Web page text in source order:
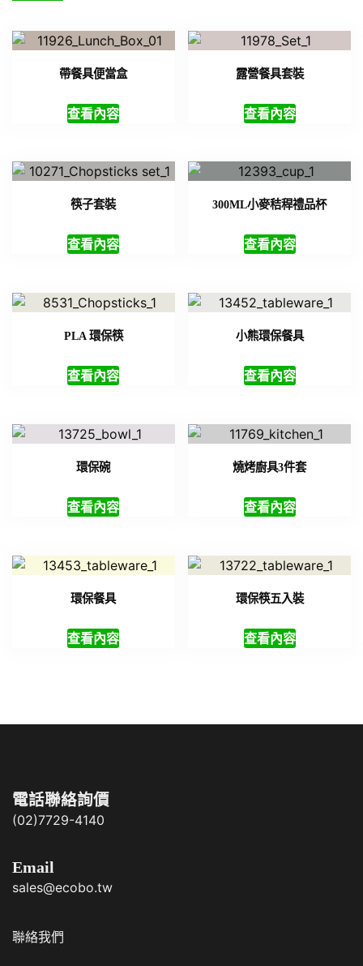
帶餐具便當盒
查看內容
露營餐具套裝
查看內容
筷子套裝
查看內容
300ML小麥秸稈禮品杯
查看內容
PLA 環保筷
查看內容
小熊環保餐具
查看內容
環保碗
查看內容
燒烤廚具3件套
查看內容
環保餐具
查看內容
環保筷五入裝
查看內容
電話聯絡詢價
(02)7729-4140
Email
sales@ecobo.tw
聯絡我們